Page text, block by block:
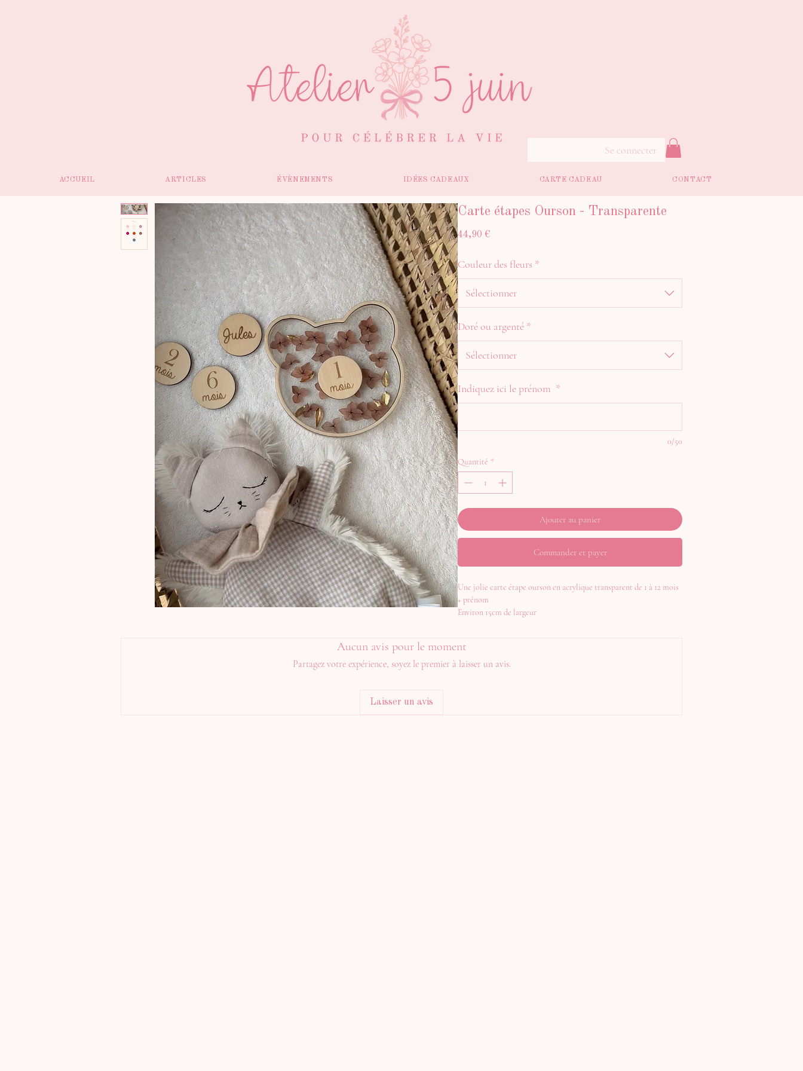
Se connecter
ACCUEIL ARTICLES ÉVÈNEMENTS IDÉES CADEAUX CARTE CADEAU CONTACT
Carte étapes Ourson - Transparente
44,90 €
Couleur des fleurs *
Sélectionner
Doré ou argenté *
Sélectionner
Indiquez ici le prénom *
0/50
Quantité *
Ajouter au panier
Commander et payer
Une jolie carte étape ourson en acrylique transparent de 1 à 12 mois
+ prénom
Environ 15cm de largeur
Aucun avis pour le moment
Partagez votre expérience, soyez le premier à laisser un avis.
Laisser un avis